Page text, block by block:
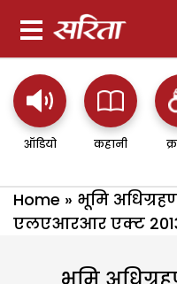
ऑडियो कहानी
Home » भूमि
एलएआरआर एक्ट